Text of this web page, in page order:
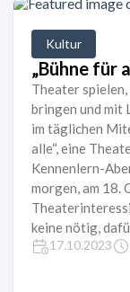
Kultur
„Bühne für
Theater
bringen und mit
im täglichen
alle“, eine
Kennenlern-
morgen, am 18.
keine nötig,
17.10.2023